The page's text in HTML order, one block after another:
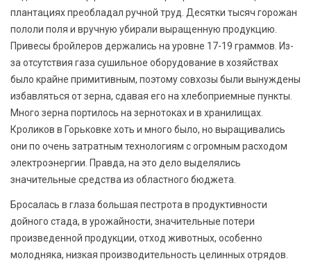
плантациях преобладал ручной труд. Десятки тысяч горожан
пололи поля и вручную убирали выращенную продукцию.
Привесы бройлеров держались на уровне 17-19 граммов. Из-
за отсутствия газа сушильное оборудование в хозяйствах
было крайне примитивным, поэтому совхозы были вынуждены
избавляться от зерна, сдавая его на хлебоприемные пункты.
Много зерна портилось на зернотоках и в хранилищах.
Кроликов в Горьковке хоть и много было, но выращивались
они по очень затратным технологиям с огромным расходом
электроэнергии. Правда, на это дело выделялись
значительные средства из областного бюджета.
Бросалась в глаза большая пестрота в продуктивности
дойного стада, в урожайности, значительные потери
произведенной продукции, отход животных, особенно
молодняка, низкая производительность целинных отрядов.